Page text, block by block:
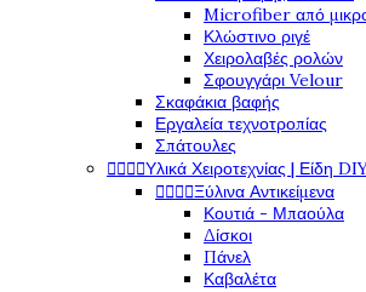
Microfiber από
Κλώστινο ριγέ
Χειρολαβές ρολών
Σφουγγάρι Velour
Σκαφάκια βαφής
Εργαλεία τεχνοτροπίας
Σπάτουλες
Υλικά Χειροτεχνίας | Είδη
Ξύλινα Αντικείμενα
Κουτιά - Μπαούλα
Δίσκοι
Πάνελ
Καβαλέτα